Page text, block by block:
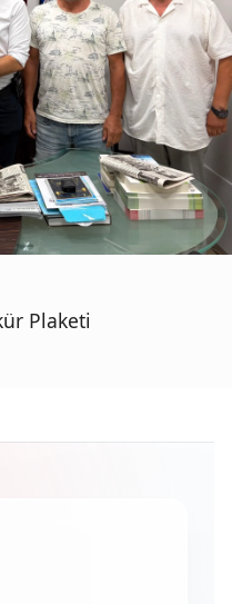
Plaketi